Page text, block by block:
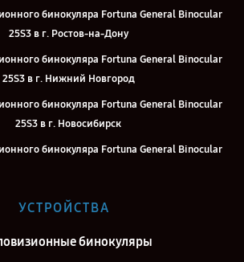
бинокуляра Fortuna General Binocular
25S3 в г. Ростов-на-Дону
бинокуляра Fortuna General Binocular
25S3 в г. Нижний Новгород
бинокуляра Fortuna General Binocular
25S3 в г. Новосибирск
бинокуляра Fortuna General Binocular
25S3 в г. Екатеринбург
бинокуляра Fortuna General Binocular
УСТРОЙСТВА
бинокуляры